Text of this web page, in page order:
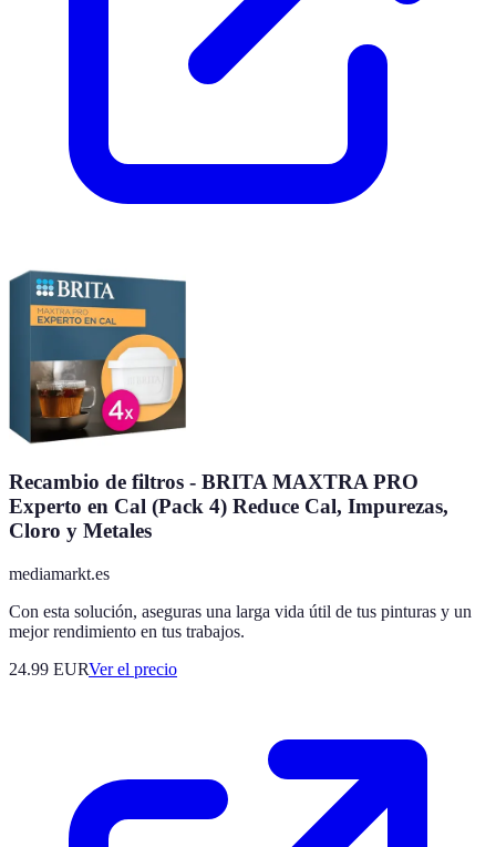
Recambio de filtros - BRITA MAXTRA PRO
Experto en Cal (Pack 4) Reduce Cal, Impurezas,
Cloro y Metales
mediamarkt.es
Con esta solución, aseguras una larga vida útil de tus pinturas y un
mejor rendimiento en tus trabajos.
24.99 EURVer el precio